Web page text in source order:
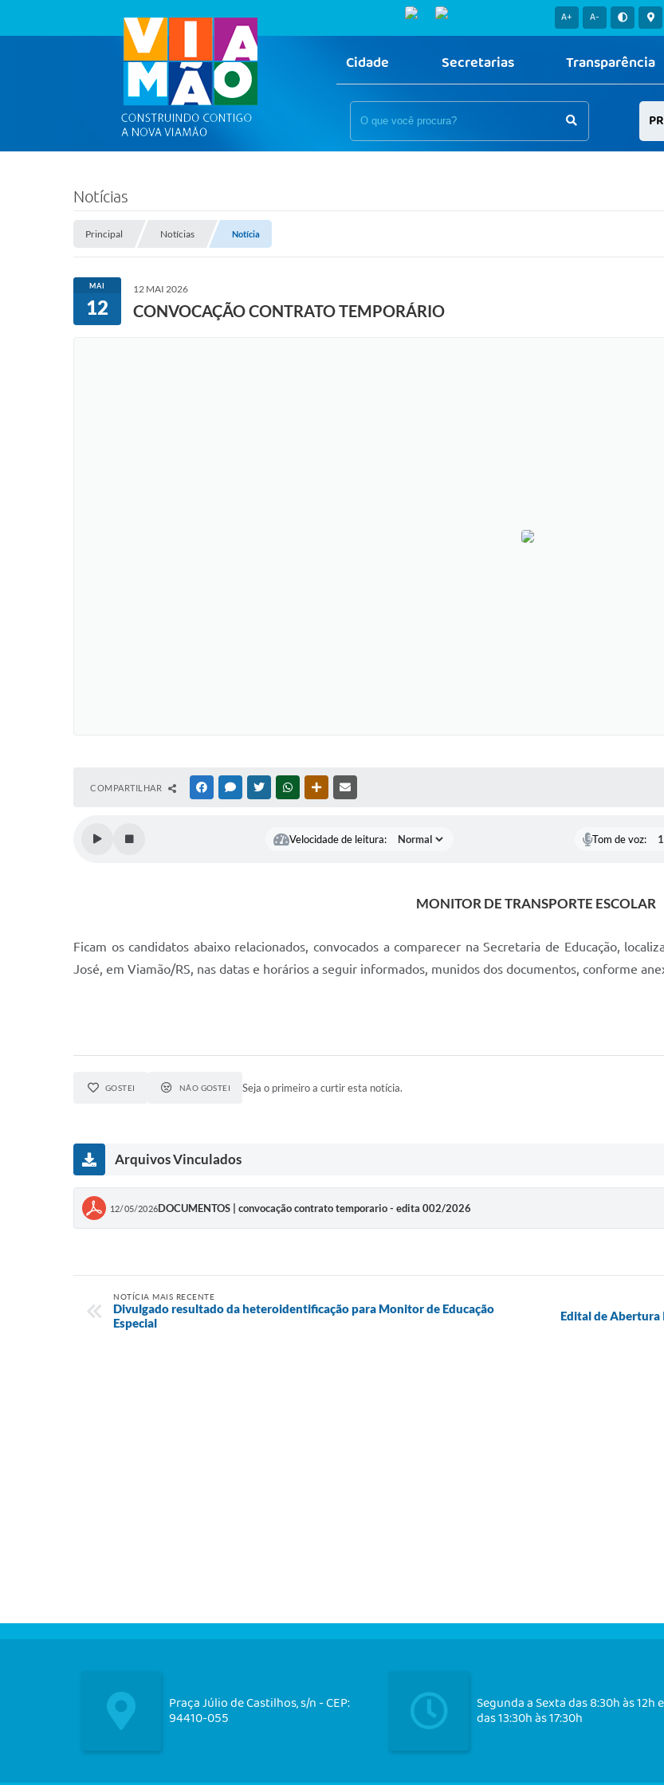
A+ A-
Cidade Secretarias Transparência
Notícias
Principal Notícias Notícia
MAI
12
12 MAI 2026
CONVOCAÇÃO CONTRATO TEMPORÁRIO
COMPARTILHAR FACEBOOKMESSENGER
TWITTERWHATSAPPOUTRAS MÍDIAS
Velocidade de leitura: Tom de voz:
MONITOR DE TRANSPORTE ESCOLAR
Ficam os candidatos abaixo relacionados, convocados a comparecer na Secretaria de Educação,
José, em Viamão/RS, nas datas e horários a seguir informados, munidos dos documentos, conforme
GOSTEI NÃO GOSTEI Seja o primeiro a curtir esta notícia.
Arquivos Vinculados
12/05/2026DOCUMENTOS | convocação contrato temporario - edita 002/2026
NOTÍCIA MAIS RECENTE
Divulgado resultado da heteroidentificação para Monitor de Educação
Especial
Edital de Abertura
Praça Júlio de Castilhos, s/n - CEP:
94410-055
Segunda a Sexta das 8:30h às 12h e
das 13:30h às 17:30h